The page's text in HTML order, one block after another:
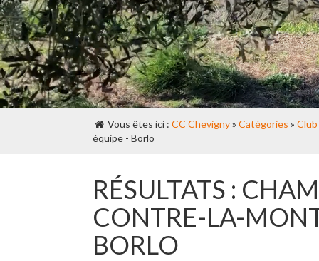
Vous êtes ici : CC Chevigny» Catégories » Club
équipe - Borlo
RÉSULTATS :
CONTRE-LA-
BORLO